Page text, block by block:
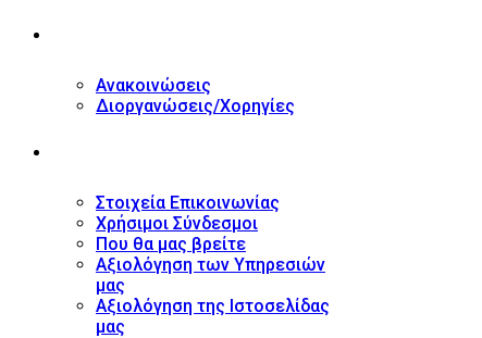
Ανακοινώσεις
Διοργανώσεις/Χορηγίες
Στοιχεία Επικοινωνίας
Χρήσιμοι Σύνδεσμοι
Που θα μας βρείτε
Αξιολόγηση των Υπηρεσιών
μας
Αξιολόγηση της Ιστοσελίδας
μας